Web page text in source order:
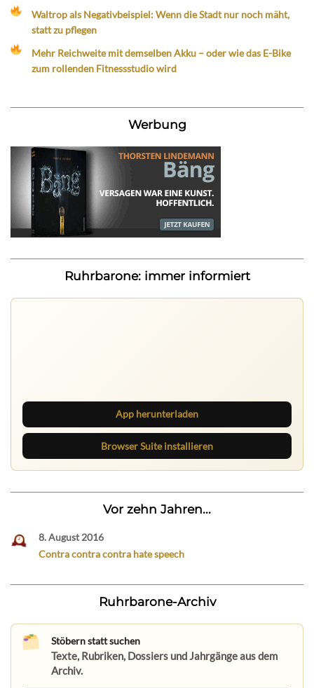
Waltrop als Negativbeispiel: Wenn die Stadt nur noch mäht,
statt zu pflegen
Mehr Reichweite mit demselben Akku – oder wie das E-Bike
zum rollenden Fitnessstudio wird
Werbung
Ruhrbarone: immer informiert
App herunterladen
Browser Suite installieren
Vor zehn Jahren...
8. August 2016
Contra contra contra hate speech
Ruhrbarone-Archiv
Stöbern statt suchen
Texte, Rubriken, Dossiers und Jahrgänge aus dem
Archiv.